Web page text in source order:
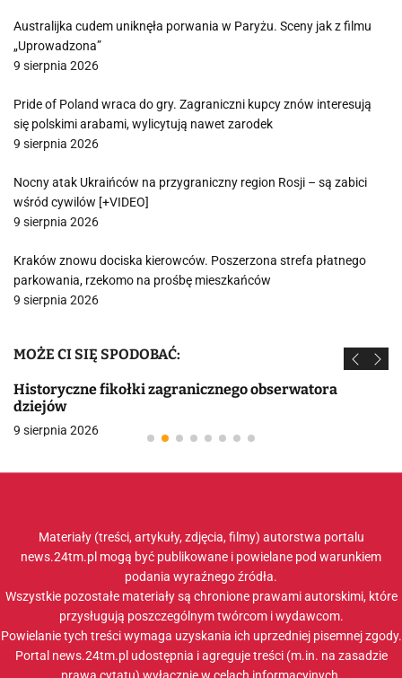
Australijka cudem uniknęła porwania w Paryżu. Sceny jak z filmu
„Uprowadzona”
9 sierpnia 2026
Pride of Poland wraca do gry. Zagraniczni kupcy znów interesują
się polskimi arabami, wylicytują nawet zarodek
9 sierpnia 2026
Nocny atak Ukraińców na przygraniczny region Rosji – są zabici
wśród cywilów [+VIDEO]
9 sierpnia 2026
Kraków znowu dociska kierowców. Poszerzona strefa płatnego
parkowania, rzekomo na prośbę mieszkańców
9 sierpnia 2026
MOŻE CI SIĘ SPODOBAĆ:
Historyczne fikołki zagranicznego obserwatora
dziejów
9 sierpnia 2026
Materiały (treści, artykuły, zdjęcia, filmy) autorstwa portalu
news.24tm.pl mogą być publikowane i powielane pod warunkiem
podania wyraźnego źródła.
Wszystkie pozostałe materiały są chronione prawami autorskimi, które
przysługują poszczególnym twórcom i wydawcom.
Powielanie tych treści wymaga uzyskania ich uprzedniej pisemnej zgody.
Portal news.24tm.pl udostępnia i agreguje treści (m.in. na zasadzie